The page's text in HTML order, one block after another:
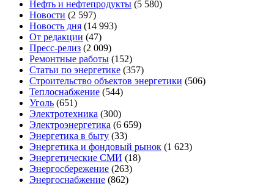
Нефть и нефтепродукты (5 580)
Новости (2 597)
Новость дня (14 993)
От редакции (47)
Пресс-релиз (2 009)
Ремонтные работы (152)
Статьи по энергетике (357)
Строительство объектов энергетики (506)
Теплоснабжение (544)
Уголь (651)
Электротехника (300)
Электроэнергетика (6 659)
Энергетика в быту (33)
Энергетика и фондовый рынок (1 623)
Энергетические СМИ (18)
Энергосбережение (263)
Энергоснабжение (862)